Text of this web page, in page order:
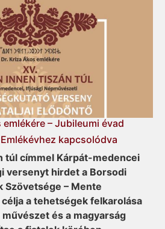
emlékére – Jubileumi évad
kapcsolódva
túl címmel Kárpát-medencei
versenyt hirdet a Borsodi
Szövetsége – Mente
a tehetségek felkarolása
és a magyarság